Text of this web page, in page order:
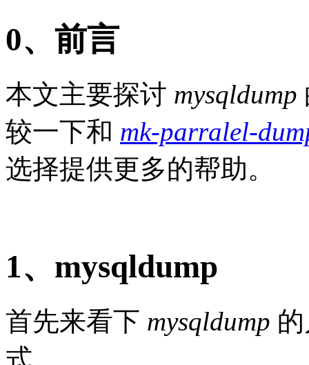
0、前言
本文主要探讨 mysqldump
较一下和 mk-parralel-
选择提供更多的帮助。
1、mysqldump
首先来看下 mysqldump
式。